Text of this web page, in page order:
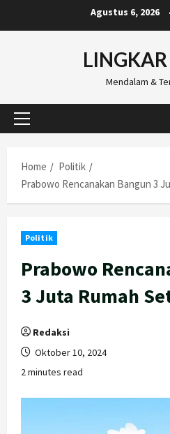
to
Agustus 6, 2026
Mendalam &
Primary
Home
Politik
Prabowo Rencanakan Bangun 3
Politik
Prabowo
3 Juta Rumah
Redaksi
Oktober 10, 2024
2 minutes read